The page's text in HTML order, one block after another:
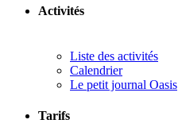
Activités
Liste des activités
Calendrier
Le petit journal Oasis
Tarifs